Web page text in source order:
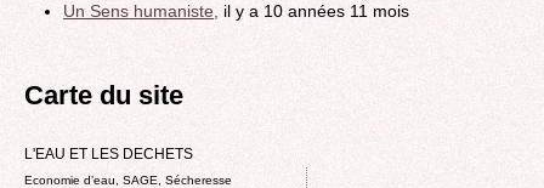
Un Sens humaniste, il y a 10 années 11 mois
Carte du site
L'EAU ET LES DECHETS
Economie d’eau, SAGE, Sécheresse